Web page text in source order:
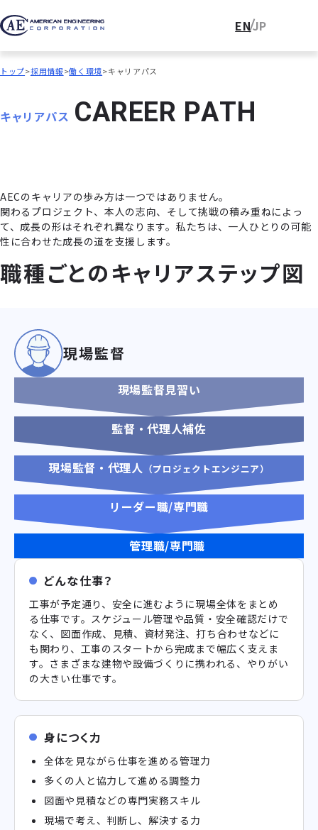
ENJP
トップ 採用情報 働く環境 キャリアパス
キャリアパス CAREER PATH
AECのキャリアの歩み方は一つではありません。
関わるプロジェクト、本人の志向、そして挑戦の積み重ねによっ
て、成長の形はそれぞれ異なります。私たちは、一人ひとりの可能
性に合わせた成長の道を支援します。
職種ごとのキャリアステップ図
現場監督
現場監督見習い
監督・代理人補佐
現場監督・代理人 （プロジェクトエンジニア）
リーダー職/専門職
管理職/専門職
どんな仕事？
工事が予定通り、安全に進むように現場全体をまとめ
る仕事です。スケジュール管理や品質・安全確認だけで
なく、図面作成、見積、資材発注、打ち合わせなどに
も関わり、工事のスタートから完成まで幅広く支えま
す。さまざまな建物や設備づくりに携われる、やりがい
の大きい仕事です。
身につく力
全体を見ながら仕事を進める管理力
多くの人と協力して進める調整力
図面や見積などの専門実務スキル
現場で考え、判断し、解決する力